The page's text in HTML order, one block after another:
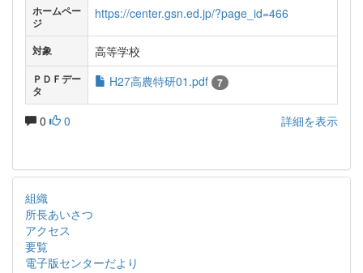
ホームペー
ジ
https://center.gsn.ed.jp/?page_id=466
対象 高等学校
ＰＤＦデー
タ
H27高農特研01.pdf 7
0 0 詳細を表示
組織
所長あいさつ
アクセス
要覧
電子版センターだより